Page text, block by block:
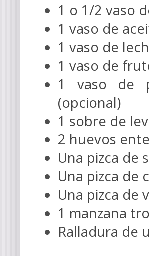
1 o 1/2 vaso
1 vaso de
1 vaso de
1 vaso de
1 vaso de
(opcional)
1 sobre de
2 huevos
Una pizca de
Una pizca de
Una pizca de
1 manzana
Ralladura